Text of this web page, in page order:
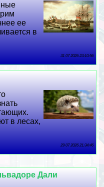
ее
в
31 07 2026 23:10:56
в лесах,
29 07 2026 21:34:46
Дали